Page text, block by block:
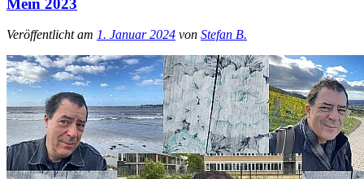
Veröffentlicht am 1. Januar 2024 von Stefan B.